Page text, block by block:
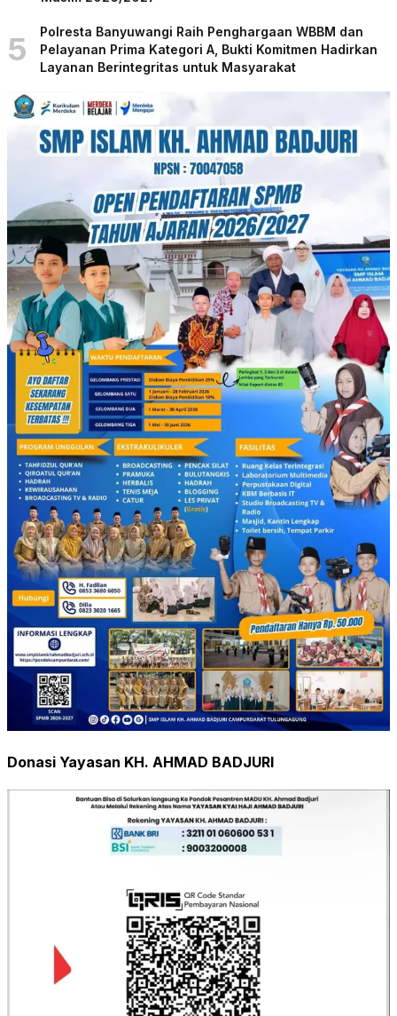
5
Polresta Banyuwangi Raih Penghargaan WBBM dan
Pelayanan Prima Kategori A, Bukti Komitmen Hadirkan
Layanan Berintegritas untuk Masyarakat
Donasi Yayasan KH. AHMAD BADJURI